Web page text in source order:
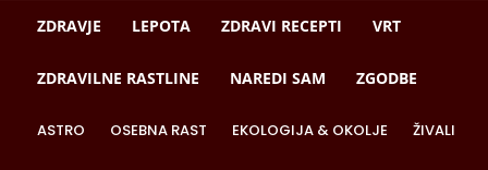
ZDRAVJE
LEPOTA ZDRAVI RECEPTI VRT
ZDRAVILNE RASTLINE NAREDI SAM ZGODBE
ASTRO OSEBNA RAST EKOLOGIJA & OKOLJE ŽIVALI